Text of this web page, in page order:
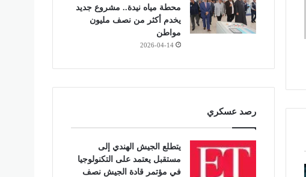
محطة مياه نيدة.. مشروع جديد
يخدم أكثر من نصف مليون
مواطن
2026-04-14
رصد عسكري
يتطلع الجيش الهندي إلى
مستقبل يعتمد على التكنولوجيا
في مؤتمر قادة الجيش نصف